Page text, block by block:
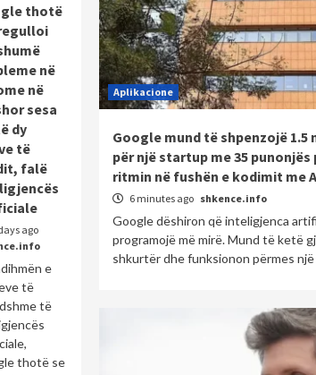
thotë
në
në
sesa
dy
të
falë
ago
e
të
të
thotë se
Aplikacione
Google mund të shpenzojë
për një startup me 35 punonjës
ritmin në fushën e kodimit me
6 minutes ago shkence.info
Google dëshiron që inteligjenca
programojë më mirë. Mund të ketë
shkurtër dhe funksionon përmes